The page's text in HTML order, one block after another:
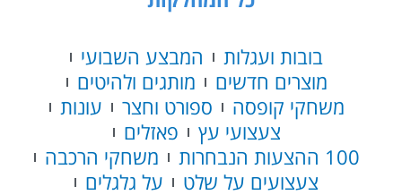
בובות ועגלות
המבצע השבועי
מוצרים חדשים
מותגים ולהיטים
משחקי קופסה
ספורט וחצר
עונות
צעצועי עץ
פאזלים
100 ההצעות הנבחרות
משחקי הרכבה
צעצועים על שלט
על גלגלים